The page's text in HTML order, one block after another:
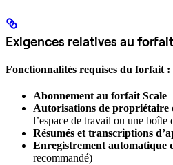
Exigences relatives au
Fonctionnalités requises du forfait :
Abonnement au forfait Scale
Autorisations de propriétaire
l’espace de travail ou une boîte
Résumés et transcriptions
Enregistrement automatique
recommandé)